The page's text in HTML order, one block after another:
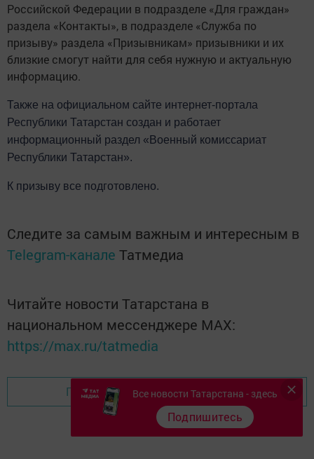
Российской Федерации в подразделе «Для граждан»
раздела «Контакты», в подразделе «Служба по
призыву» раздела «Призывникам» призывники и их
близкие смогут найти для себя нужную и актуальную
информацию.
Также на официальном сайте интернет-портала
Республики Татарстан создан и работает
информационный раздел «Военный комиссариат
Республики Татарстан».
К призыву все подготовлено.
Следите за самым важным и интересным в
Telegram-канале Татмедиа
Читайте новости Татарстана в
национальном мессенджере MАХ:
https://max.ru/tatmedia
Перейти на страницу новости
Все новости Татарстана - здесь
Подпишитесь